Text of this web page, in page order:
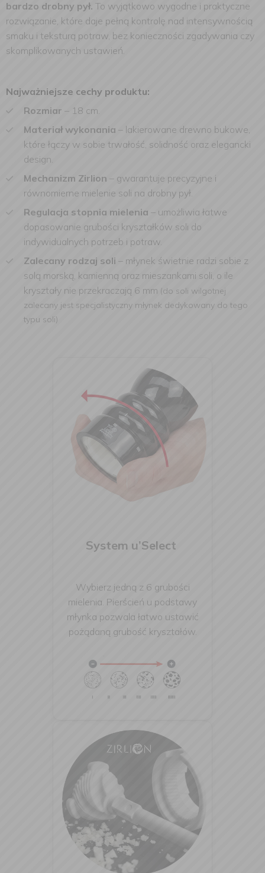
bardzo drobny pył. To wyjątkowo wygodne i praktyczne
rozwiązanie, które daje pełną kontrolę nad intensywnością
smaku i teksturą potraw, bez konieczności zgadywania czy
skomplikowanych ustawień.
Najważniejsze cechy produktu:
Rozmiar – 18 cm.
Materiał wykonania – lakierowane drewno bukowe,
które łączy w sobie trwałość, solidność oraz elegancki
design.
Mechanizm Zirlion – gwarantuje precyzyjne i
równomierne mielenie soli na drobny pył.
Regulacja stopnia mielenia – umożliwia łatwe
dopasowanie grubości kryształków soli do
indywidualnych potrzeb i potraw.
Zalecany rodzaj soli – młynek świetnie radzi sobie z
solą morską, kamienną oraz mieszankami soli, o ile
kryształy nie przekraczają 6 mm (do soli wilgotnej
zalecany jest specjalistyczny młynek dedykowany do tego
typu soli)
System u’Select
Wybierz jedną z 6 grubości
mielenia. Pierścień u podstawy
młynka pozwala łatwo ustawić
pożądaną grubość kryształów.